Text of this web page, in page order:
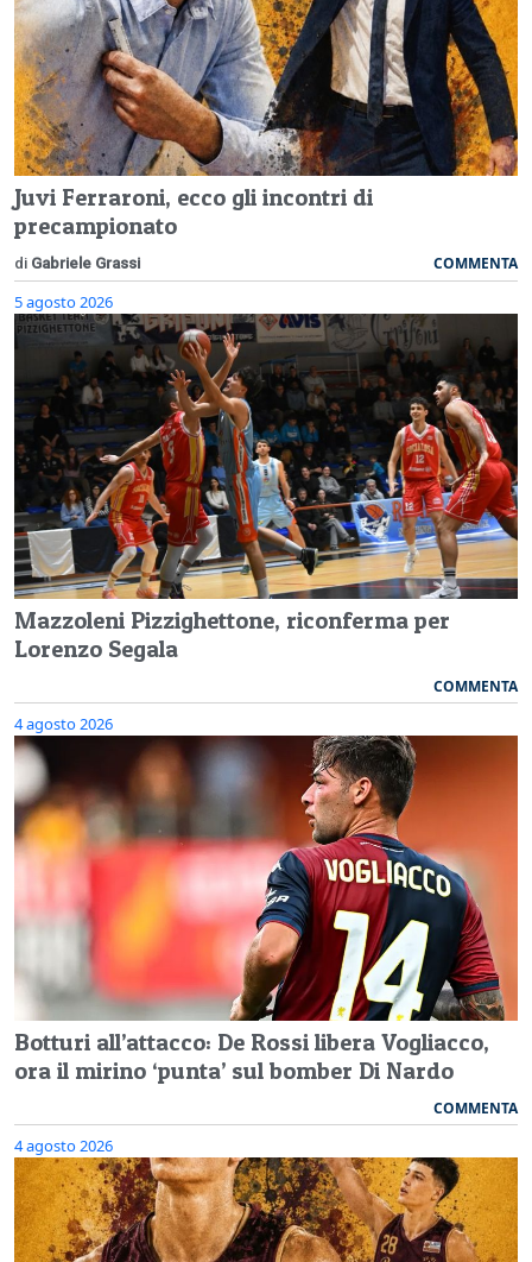
Juvi Ferraroni, ecco gli incontri di
precampionato
di Gabriele Grassi COMMENTA
5 agosto 2026
Mazzoleni Pizzighettone, riconferma per
Lorenzo Segala
COMMENTA
4 agosto 2026
Botturi all’attacco: De Rossi libera Vogliacco,
ora il mirino ‘punta’ sul bomber Di Nardo
COMMENTA
4 agosto 2026